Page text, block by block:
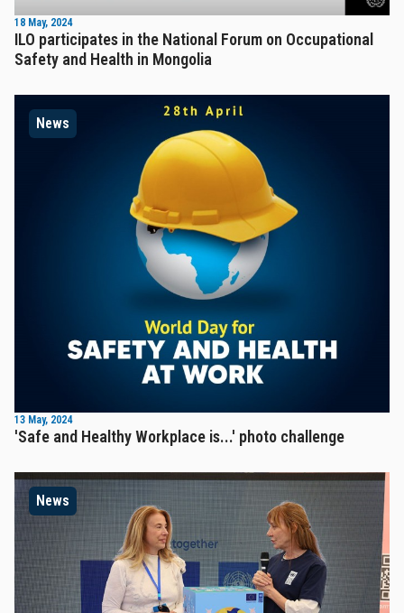
18 May, 2024
ILO participates in the National Forum on Occupational
Safety and Health in Mongolia
News
13 May, 2024
'Safe and Healthy Workplace is...' photo challenge
News